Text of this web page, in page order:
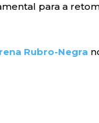
para a
Rubro-Negra